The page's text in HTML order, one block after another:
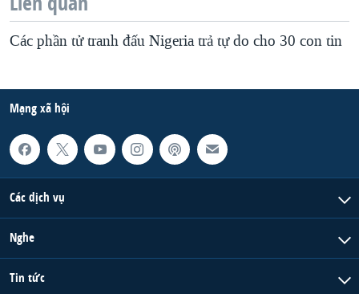
Các phần tử tranh đấu Nigeria trả tự do cho 30 con tin
Mạng xã hội
Các dịch vụ
Nghe
Tin tức